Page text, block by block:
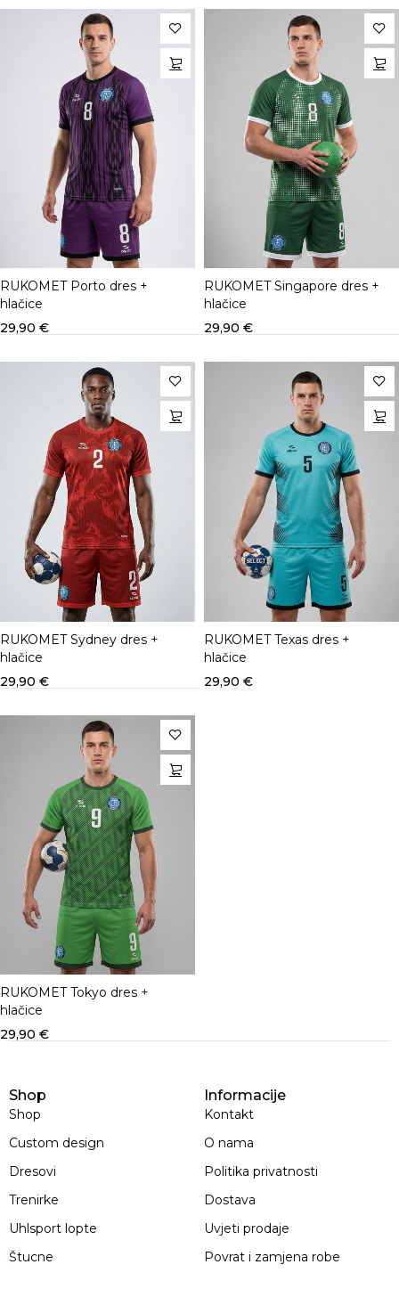
RUKOMET Porto dres +
hlačice
29,90 €
RUKOMET Singapore dres +
hlačice
29,90 €
RUKOMET Sydney dres +
hlačice
29,90 €
RUKOMET Texas dres +
hlačice
29,90 €
RUKOMET Tokyo dres +
hlačice
29,90 €
Shop
Shop
Custom design
Dresovi
Trenirke
Uhlsport lopte
Štucne
Informacije
Kontakt
O nama
Politika privatnosti
Dostava
Uvjeti prodaje
Povrat i zamjena robe